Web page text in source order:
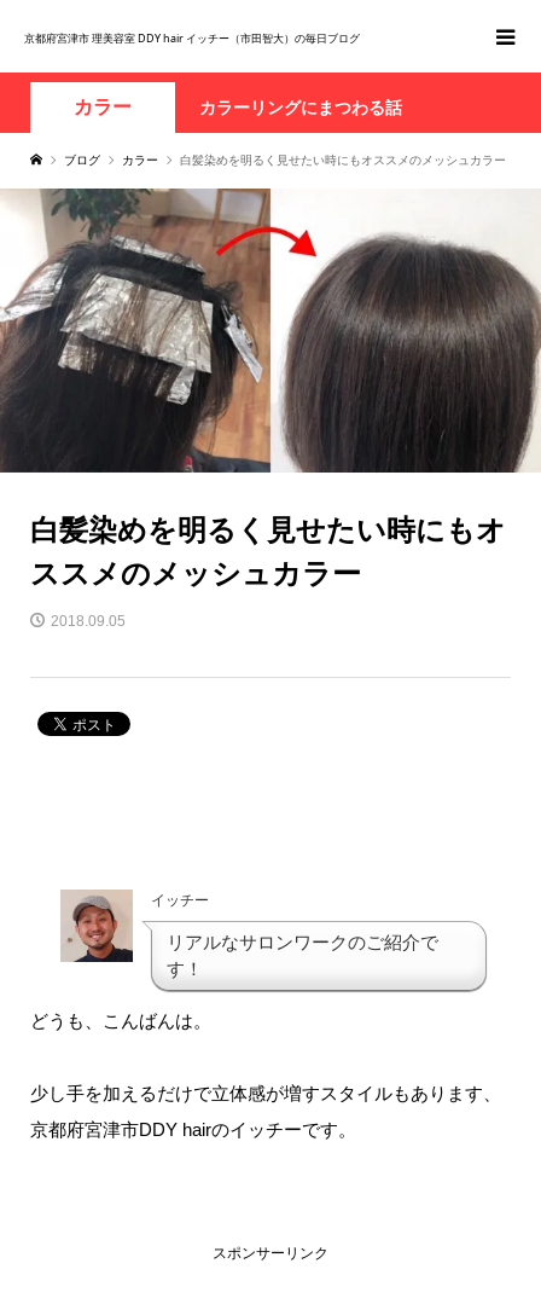
京都府宮津市 理美容室 DDY hair イッチー（市田智大）の毎日ブログ
カラー カラーリングにまつわる話
ブログ カラー 白髪染めを明るく見せたい時にもオススメのメッシュカラー
白髪染めを明るく見せたい時にもオ
ススメのメッシュカラー
2018.09.05
イッチー
リアルなサロンワークのご紹介で
す！
どうも、こんばんは。
少し手を加えるだけで立体感が増すスタイルもあります、
京都府宮津市DDY hairのイッチーです。
スポンサーリンク